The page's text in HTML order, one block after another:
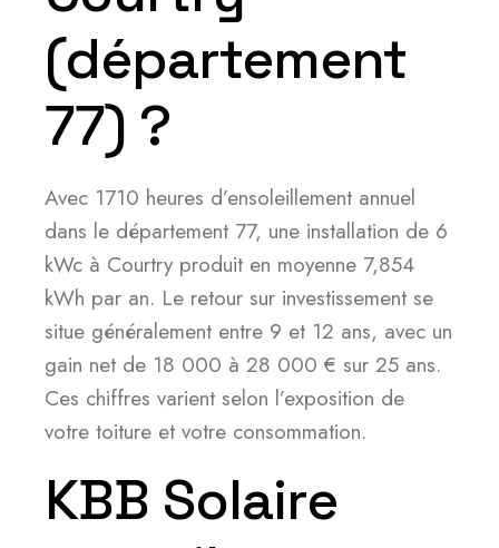
(département
77) ?
Avec 1710 heures d’ensoleillement annuel
dans le département 77, une installation de 6
kWc à Courtry produit en moyenne 7,854
kWh par an. Le retour sur investissement se
situe généralement entre 9 et 12 ans, avec un
gain net de 18 000 à 28 000 € sur 25 ans.
Ces chiffres varient selon l’exposition de
votre toiture et votre consommation.
KBB Solaire